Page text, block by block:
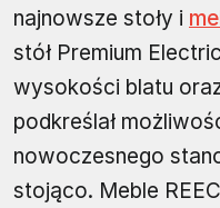
najnowsze stoły i
stół Premium
wysokości blatu
podkreślał
nowoczesnego
stojąco. Meble